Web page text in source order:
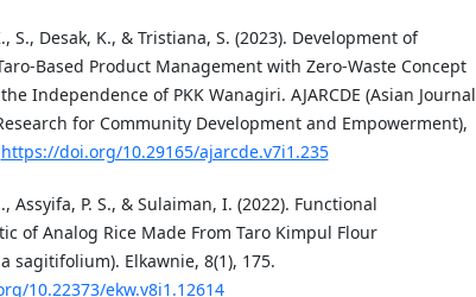
S., Desak, K., & Tristiana, S. (2023). Development of
Based Product Management with Zero-Waste Concept
Independence of PKK Wanagiri. AJARCDE (Asian Journal
for Community Development and Empowerment),
https://doi.org/10.29165/ajarcde.v7i1.235
Assyifa, P. S., & Sulaiman, I. (2022). Functional
of Analog Rice Made From Taro Kimpul Flour
sagitifolium). Elkawnie, 8(1), 175.
10.22373/ekw.v8i1.12614